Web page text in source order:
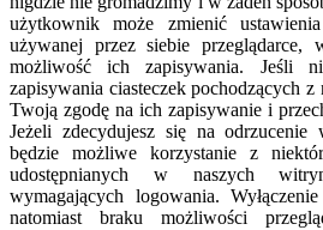
użytkownik może zmienić
używanej przez siebie przeglądarce,
możliwość ich zapisywania. Jeśli
zapisywania ciasteczek pochodzących
Twoją zgodę na ich zapisywanie i
Jeżeli zdecydujesz się na odrzucenie
będzie możliwe korzystanie z
udostępnianych w naszych
wymagających logowania.
natomiast braku możliwości